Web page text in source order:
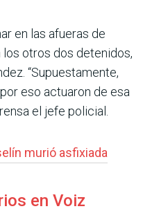
en las afueras de
otros dos detenidos,
“Supues­tamente,
eso actuaron de esa
el jefe policial.
murió asfixiada
en Voiz